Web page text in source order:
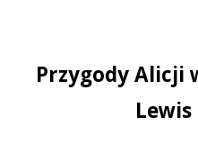
Przygody Alicji